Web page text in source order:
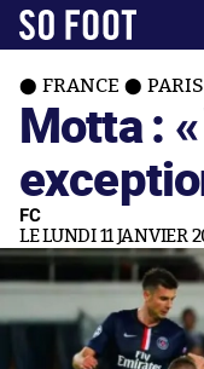
FRANCE
Motta : «
FC
LE LUNDI 11 JANVIER